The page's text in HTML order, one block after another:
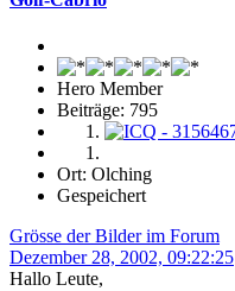
Hero Member
Beiträge: 795
Ort: Olching
Gespeichert
Grösse der Bilder im Forum
Dezember 28, 2002, 09:22:25
Hallo Leute,